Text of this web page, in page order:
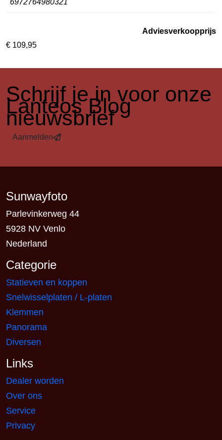
6972764980321
Adviesverkoopprijs
€ 109,95
​Schrijf je in voor onze
Lanteos Blog
nieuwsbrief
Aanmelden
Sunwayfoto
Parlevinkerweg 44
5928 NV Venlo
Nederland
Categorie
Statieven en koppen
Snelwisselplaten / L-platen
Klemmen
Panorama
Diversen
Links
Dealer worden
Over ons
Service
Privacy